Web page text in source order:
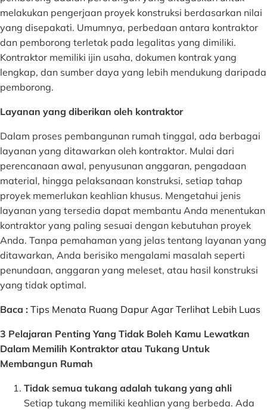
melakukan pengerjaan proyek konstruksi berdasarkan nilai
yang disepakati. Umumnya, perbedaan antara kontraktor
dan pemborong terletak pada legalitas yang dimiliki.
Kontraktor memiliki ijin usaha, dokumen kontrak yang
lengkap, dan sumber daya yang lebih mendukung daripada
pemborong.
Layanan yang diberikan oleh kontraktor
Dalam proses pembangunan rumah tinggal, ada berbagai
layanan yang ditawarkan oleh kontraktor. Mulai dari
perencanaan awal, penyusunan anggaran, pengadaan
material, hingga pelaksanaan konstruksi, setiap tahap
proyek memerlukan keahlian khusus. Mengetahui jenis
layanan yang tersedia dapat membantu Anda menentukan
kontraktor yang paling sesuai dengan kebutuhan proyek
Anda. Tanpa pemahaman yang jelas tentang layanan yang
ditawarkan, Anda berisiko mengalami masalah seperti
penundaan, anggaran yang meleset, atau hasil konstruksi
yang tidak optimal.
Baca : Tips Menata Ruang Dapur Agar Terlihat Lebih Luas
3 Pelajaran Penting Yang Tidak Boleh Kamu Lewatkan
Dalam Memilih Kontraktor atau Tukang Untuk
Membangun Rumah
Tidak semua tukang adalah tukang yang ahli
Setiap tukang memiliki keahlian yang berbeda. Ada